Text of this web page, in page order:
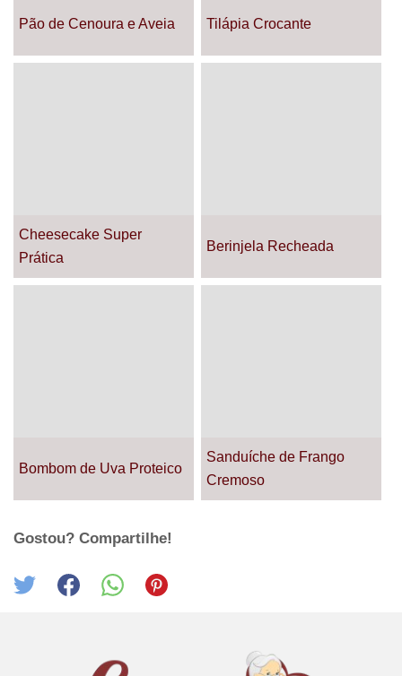
Pão de Cenoura e Aveia Tilápia Crocante
Cheesecake Super
Prática
Berinjela Recheada
Bombom de Uva Proteico
Sanduíche de Frango
Cremoso
Gostou? Compartilhe!